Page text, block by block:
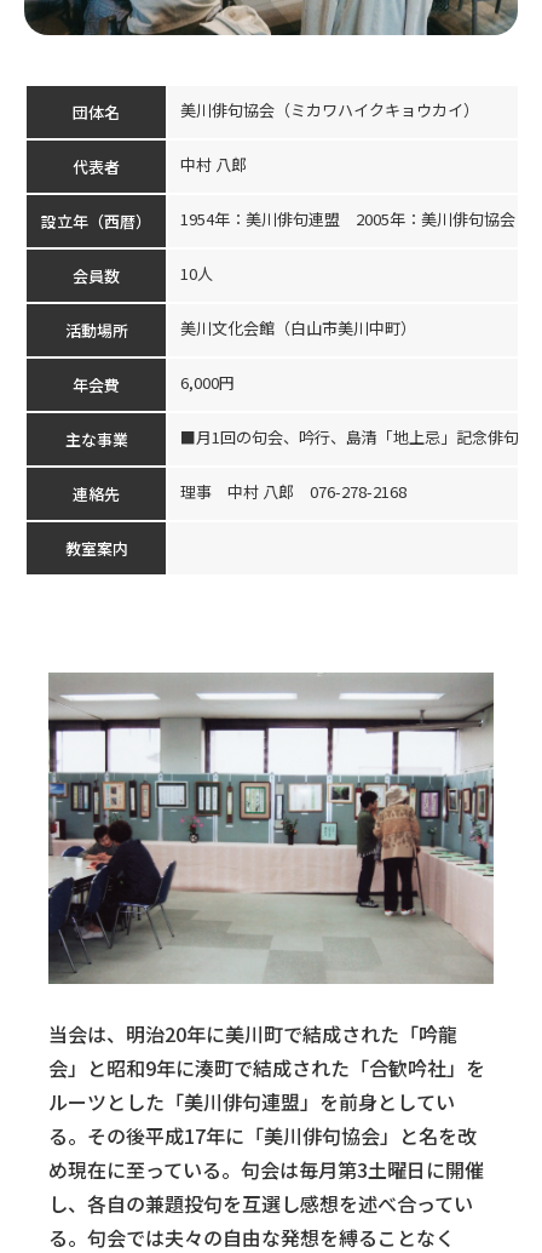
団体名 美川俳句協会（ミカワハイクキョウカイ）
代表者 中村 八郎
設立年（西暦） 1954年：美川俳句連盟 2005年：美川俳句協会
会員数 10人
活動場所 美川文化会館（白山市美川中町）
年会費 6,000円
主な事業 ■月1回の句会、吟行、島清「地上忌」記念俳句
連絡先 理事 中村 八郎 076-278-2168
教室案内
当会は、明治20年に美川町で結成された「吟龍
会」と昭和9年に湊町で結成された「合歓吟社」を
ルーツとした「美川俳句連盟」を前身としてい
る。その後平成17年に「美川俳句協会」と名を改
め現在に至っている。句会は毎月第3土曜日に開催
し、各自の兼題投句を互選し感想を述べ合ってい
る。句会では夫々の自由な発想を縛ることなく